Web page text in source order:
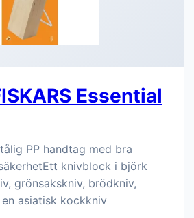
Essential
PP handtag med bra
knivblock i björk
grönsakskniv, brödkniv,
asiatisk kockkniv